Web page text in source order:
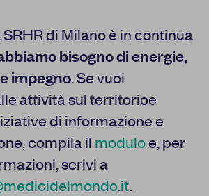
di Milano è in continua
bisogno di energie,
impegno. Se vuoi
attività sul territorioe
di informazione e
compila il moduloe, per
scrivi a
.